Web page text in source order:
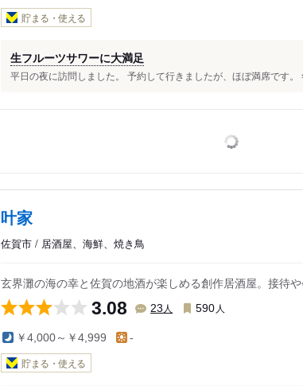
貯まる・使える
生フルーツサワーに大満足
平日の夜に訪問しました。 予約して行きましたが、ほぼ満席です
叶家
佐賀市 / 居酒屋、海鮮、焼き鳥
玄界灘の海の幸と佐賀の地酒が楽しめる創作居酒屋。接待
3.08 23 人 590 人
￥4,000～￥4,999 -
貯まる・使える